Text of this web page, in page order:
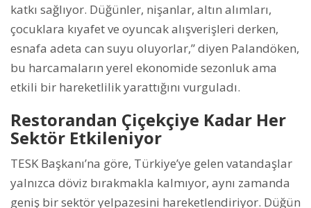
katkı sağlıyor. Düğünler, nişanlar, altın alımları,
çocuklara kıyafet ve oyuncak alışverişleri derken,
esnafa adeta can suyu oluyorlar,” diyen Palandöken,
bu harcamaların yerel ekonomide sezonluk ama
etkili bir hareketlilik yarattığını vurguladı.
Restorandan Çiçekçiye Kadar Her
Sektör Etkileniyor
TESK Başkanı’na göre, Türkiye’ye gelen vatandaşlar
yalnızca döviz bırakmakla kalmıyor, aynı zamanda
geniş bir sektör yelpazesini hareketlendiriyor. Düğün